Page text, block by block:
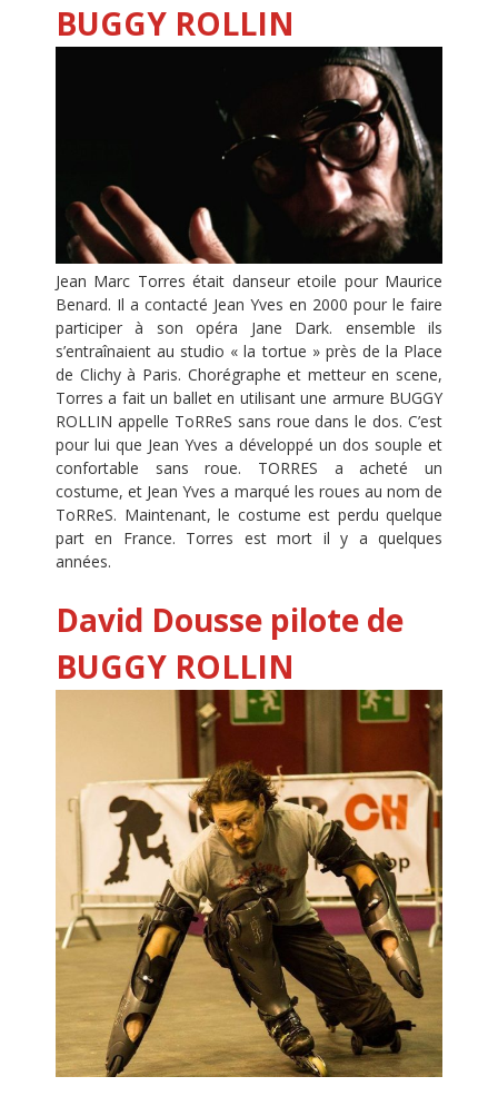
BUGGY ROLLIN
Jean Marc Torres était danseur etoile pour Maurice
Benard. Il a contacté Jean Yves en 2000 pour le faire
participer à son opéra Jane Dark. ensemble ils
s’entraînaient au studio « la tortue » près de la Place
de Clichy à Paris. Chorégraphe et metteur en scene,
Torres a fait un ballet en utilisant une armure BUGGY
ROLLIN appelle ToRReS sans roue dans le dos. C’est
pour lui que Jean Yves a développé un dos souple et
confortable sans roue. TORRES a acheté un
costume, et Jean Yves a marqué les roues au nom de
ToRReS. Maintenant, le costume est perdu quelque
part en France. Torres est mort il y a quelques
années.
David Dousse pilote de
BUGGY ROLLIN